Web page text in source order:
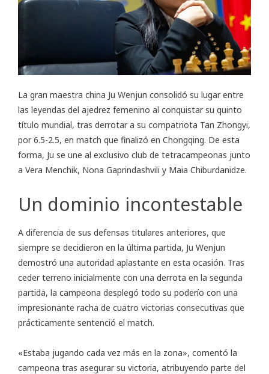
La gran maestra china Ju Wenjun consolidó su lugar entre
las leyendas del ajedrez femenino al conquistar su quinto
título mundial, tras derrotar a su compatriota Tan Zhongyi,
por 6.5-2.5, en match que finalizó en Chongqing. De esta
forma, Ju se une al exclusivo club de tetracampeonas junto
a Vera Menchik, Nona Gaprindashvili y Maia Chiburdanidze.
Un dominio incontestable
A diferencia de sus defensas titulares anteriores, que
siempre se decidieron en la última partida, Ju Wenjun
demostró una autoridad aplastante en esta ocasión. Tras
ceder terreno inicialmente con una derrota en la segunda
partida, la campeona desplegó todo su poderío con una
impresionante racha de cuatro victorias consecutivas que
prácticamente sentenció el match.
«Estaba jugando cada vez más en la zona», comentó la
campeona tras asegurar su victoria, atribuyendo parte del